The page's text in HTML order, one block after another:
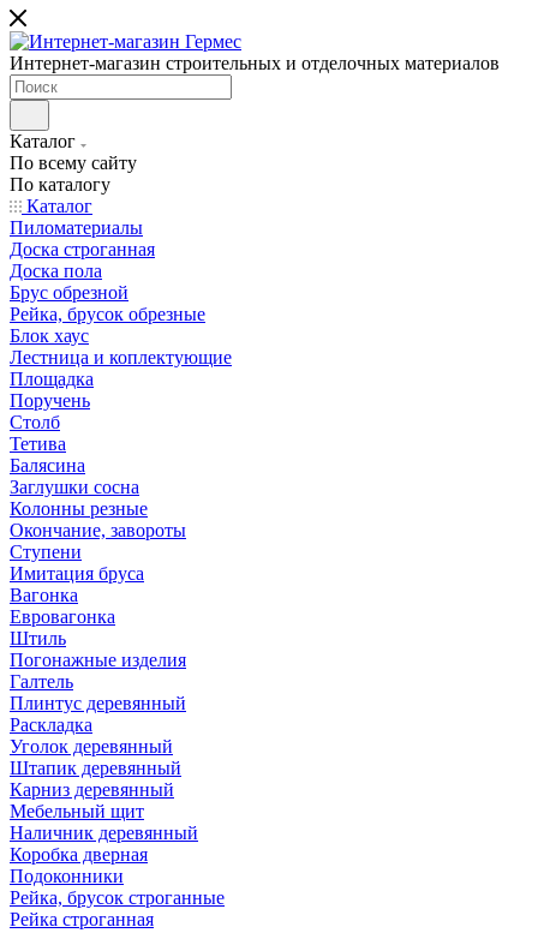
Интернет-магазин строительных и отделочных материалов
Каталог
По всему сайту
По каталогу
Каталог
Пиломатериалы
Доска строганная
Доска пола
Брус обрезной
Рейка, брусок обрезные
Блок хаус
Лестница и коплектующие
Площадка
Поручень
Столб
Тетива
Балясина
Заглушки сосна
Колонны резные
Окончание, завороты
Ступени
Имитация бруса
Вагонка
Евровагонка
Штиль
Погонажные изделия
Галтель
Плинтус деревянный
Раскладка
Уголок деревянный
Штапик деревянный
Карниз деревянный
Мебельный щит
Наличник деревянный
Коробка дверная
Подоконники
Рейка, брусок строганные
Рейка строганная